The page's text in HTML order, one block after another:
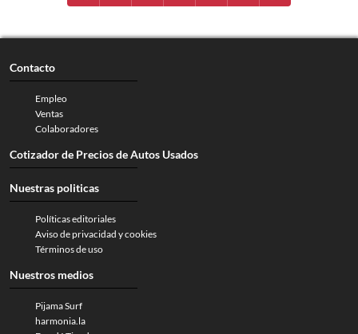
Contacto
Empleo
Ventas
Colaboradores
Cotizador de Precios de Autos Usados
Nuestras politicas
Políticas editoriales
Aviso de privacidad y cookies
Términos de uso
Nuestros medios
Pijama Surf
harmonia.la